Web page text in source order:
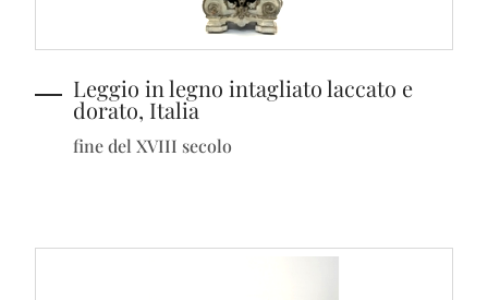
Leggio in legno intagliato laccato e
dorato, Italia
fine del XVIII secolo